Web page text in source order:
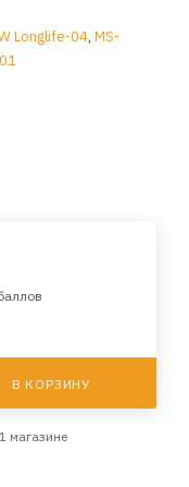
Longlife-04, MS-
В КОРЗИНУ
магазине